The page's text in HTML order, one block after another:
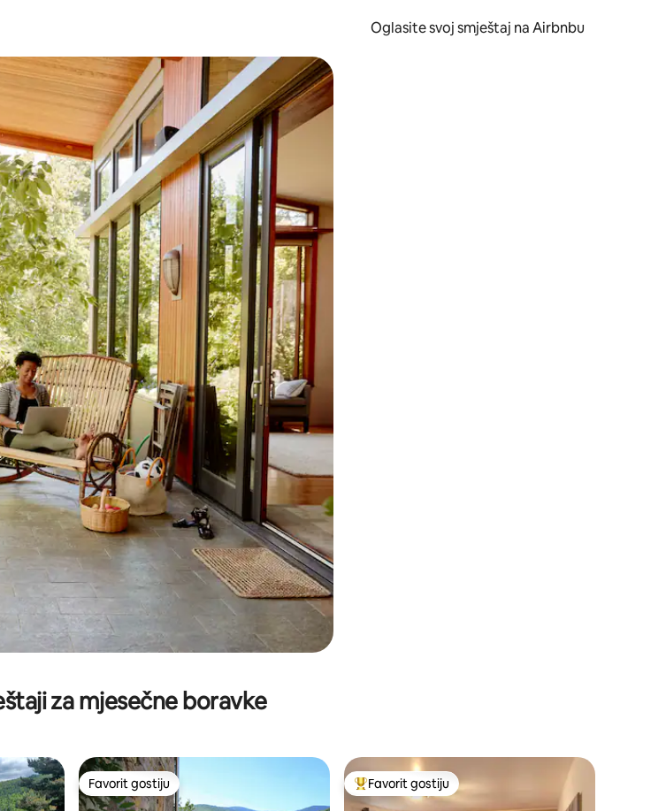
Oglasite svoj smještaj na Airbnbu
dodirom ili povlačenjem prsta.
za mjesečne boravke
Favorit gostiju
Favorit gostiju Glavni favorit gostiju
Favorit gostiju